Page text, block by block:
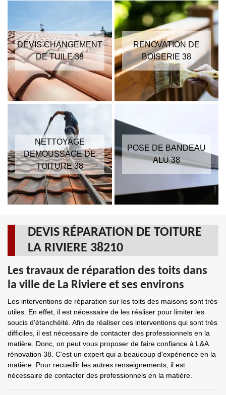
DEVIS CHANGEMENT
DE TUILE 38
RENOVATION DE
BOISERIE 38
NETTOYAGE
DEMOUSSAGE DE
TOITURE 38
POSE DE BANDEAU
ALU 38
DEVIS RÉPARATION DE TOITURE
LA RIVIERE 38210
Les travaux de réparation des toits dans
la ville de La Riviere et ses environs
Les interventions de réparation sur les toits des maisons sont très
utiles. En effet, il est nécessaire de les réaliser pour limiter les
soucis d'étanchéité. Afin de réaliser ces interventions qui sont très
difficiles, il est nécessaire de contacter des professionnels en la
matière. Donc, on peut vous proposer de faire confiance à L&A
rénovation 38. C'est un expert qui a beaucoup d'expérience en la
matière. Pour recueillir les autres renseignements, il est
nécessaire de contacter des professionnels en la matière.